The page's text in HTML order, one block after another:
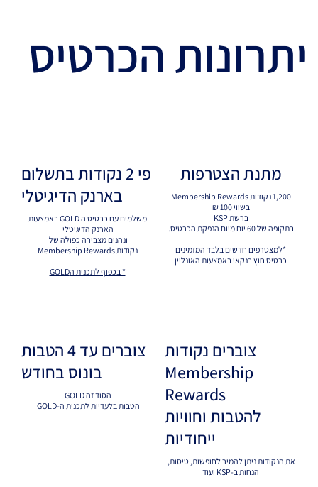
יתרונות הכרטיס
מתנת הצטרפות
1,200 נקודות Membership Rewards
בשווי 100 ₪
ברשת KSP
בתקופה של 60 יום מיום הנפקת הכרטיס.
*למצטרפים חדשים בלבד המזמינים
כרטיס חוץ בנקאי באמצעות האונליין
פי 2 נקודות בתשלום
בארנק הדיגיטלי
משלמים עם כרטיס ה GOLD באמצעות
הארנק הדיגיטלי
ונהנים מצבירה כפולה של
Membership Rewards נקודות
* בכפוף לתכנית הGOLD
צוברים נקודות
Membership
Rewards
להטבות וחוויות
ייחודיות
את הנקודות ניתן להמיר לחופשות, טיסות,
הנחות ב-KSP ועוד
צוברים עד 4 הטבות
בונוס בחודש
הסוד זה GOLD
הטבות בלעדיות לתכנית ה-GOLD